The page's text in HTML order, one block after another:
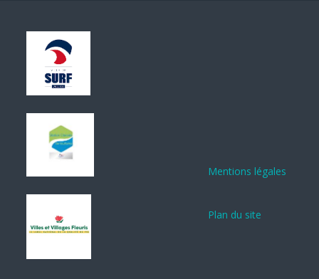
Mentions légales
Plan du site